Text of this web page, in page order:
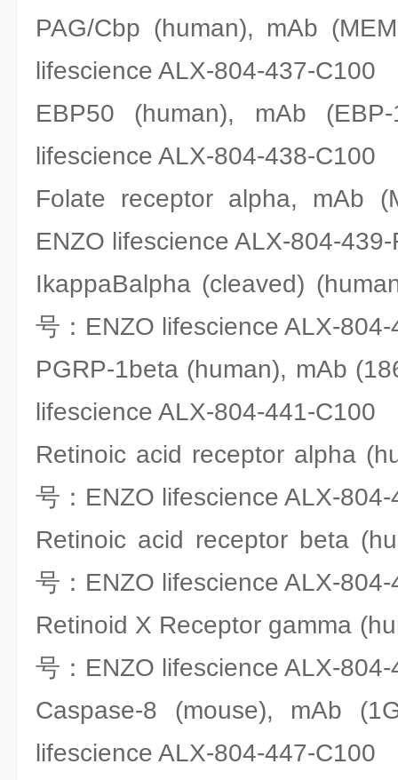
PAG/Cbp (human), mAb
lifescience ALX-804-437-C100
EBP50 (human), mAb
lifescience ALX-804-438-C100
Folate receptor alpha, mAb
ENZO lifescience ALX-804-
IkappaBalpha (cleaved)
号：ENZO lifescience ALX-
PGRP-1beta (human), mAb
lifescience ALX-804-441-C100
Retinoic acid receptor alpha
号：ENZO lifescience ALX-
Retinoic acid receptor beta
号：ENZO lifescience ALX-
Retinoid X Receptor gamma
号：ENZO lifescience ALX-
Caspase-8 (mouse), mAb
lifescience ALX-804-447-C100